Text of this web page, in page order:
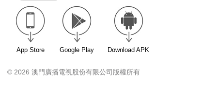
App Store Google Play Download APK
© 2026 澳門廣播電視股份有限公司版權所有